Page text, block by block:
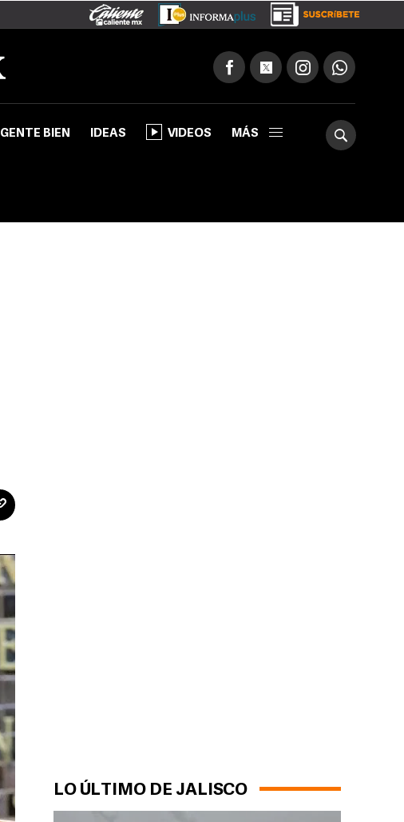
GENTE BIEN IDEAS VIDEOS MÁS
LO ÚLTIMO DE JALISCO